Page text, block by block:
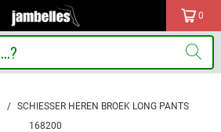
0
/
SCHIESSER HEREN BROEK LONG PANTS
168200